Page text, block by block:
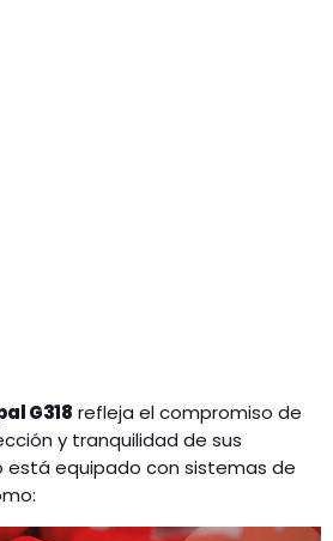
G318 refleja el compromiso de
y tranquilidad de sus
está equipado con sistemas de